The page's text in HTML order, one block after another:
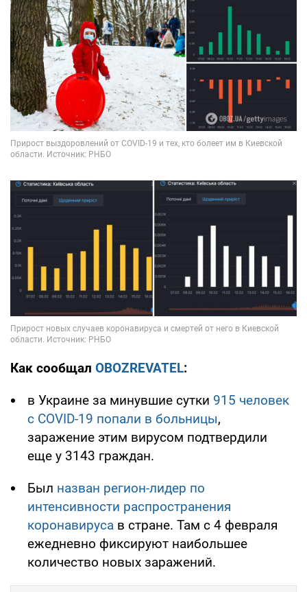
Как сообщал OBOZREVATEL:
в Украине за минувшие сутки 915 человек
с COVID-19 попали в больницы,
заражение этим вирусом подтвердили
еще у 3143 граждан.
Был назван регион-лидер по
интенсивности распространения
коронавируса в стране. Там с 4 февраля
ежедневно фиксируют наибольшее
количество новых заражений.